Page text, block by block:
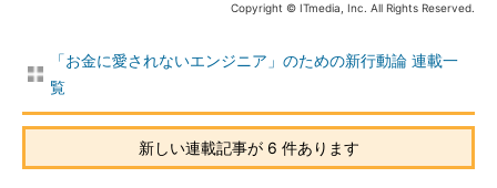
Copyright © ITmedia, Inc. All Rights Reserved.
「お金に愛されないエンジニア」のための新行動論 連載一
覧
新しい連載記事が 6 件あります